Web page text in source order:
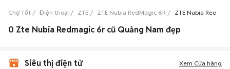
Chợ Tốt Điện thoại ZTE ZTE Nubia RedMagic 6R ZTE Nubia
0 Zte Nubia Redmagic 6r cũ Quảng Nam đẹp
Siêu thị điện tử Xem Cửa hàng